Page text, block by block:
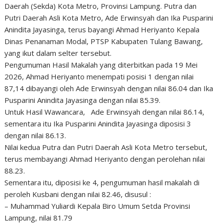
Daerah (Sekda) Kota Metro, Provinsi Lampung. Putra dan
Putri Daerah Asli Kota Metro, Ade Erwinsyah dan Ika Pusparini
Anindita Jayasinga, terus bayangi Ahmad Heriyanto Kepala
Dinas Penanaman Modal, PTSP Kabupaten Tulang Bawang,
yang ikut dalam selter tersebut.
Pengumuman Hasil Makalah yang diterbitkan pada 19 Mei
2026, Ahmad Heriyanto menempati posisi 1 dengan nilai
87,14 dibayangi oleh Ade Erwinsyah dengan nilai 86.04 dan Ika
Pusparini Anindita Jayasinga dengan nilai 85.39.
Untuk Hasil Wawancara, Ade Erwinsyah dengan nilai 86.14,
sementara itu Ika Pusparini Anindita Jayasinga diposisi 3
dengan nilai 86.13.
Nilai kedua Putra dan Putri Daerah Asli Kota Metro tersebut,
terus membayangi Ahmad Heriyanto dengan perolehan nilai
88.23.
Sementara itu, diposisi ke 4, pengumuman hasil makalah di
peroleh Kusbani dengan nilai 82.46, disusul :
– Muhammad Yuliardi Kepala Biro Umum Setda Provinsi
Lampung, nilai 81.79